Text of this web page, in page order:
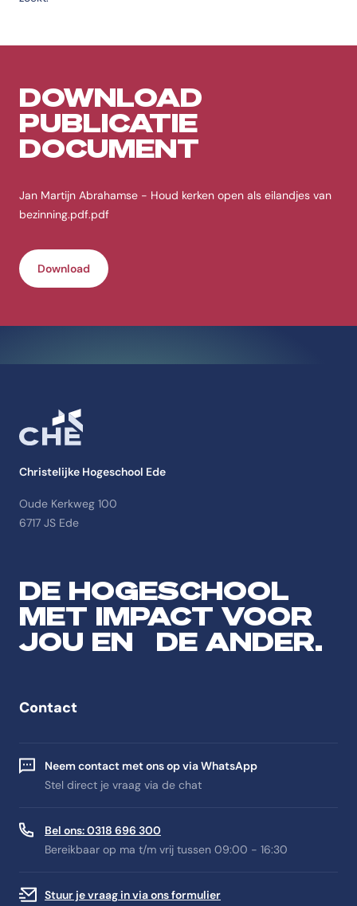
DOWNLOAD
PUBLICATIE
DOCUMENT
Jan Martijn Abrahamse - Houd kerken open als eilandjes van
bezinning.pdf.pdf
Download
Christelijke Hogeschool Ede
Oude Kerkweg 100
6717 JS Ede
DE HOGESCHOOL
MET IMPACT VOOR
JOU EN DE ANDER.
Contact
Neem contact met ons op via WhatsApp
Stel direct je vraag via de chat
Bel ons: 0318 696 300
Bereikbaar op ma t/m vrij tussen 09:00 - 16:30
Stuur je vraag in via ons formulier